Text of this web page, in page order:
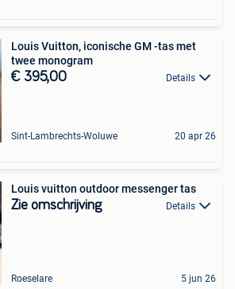
Louis Vuitton, iconische GM -tas met
twee monogram
€ 395,00 Details
Sint-Lambrechts-Woluwe 20 apr 26
Louis vuitton outdoor messenger tas
Zie omschrijving Details
Roeselare 5 jun 26